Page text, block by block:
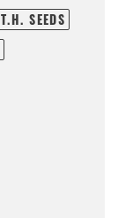
T.H. SEEDS